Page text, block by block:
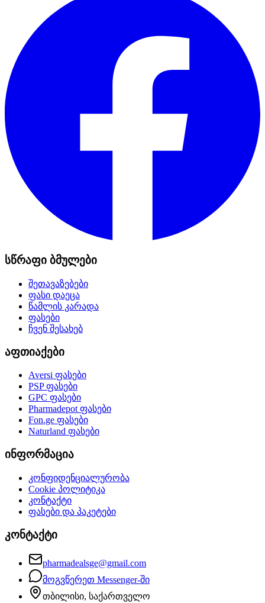
სწრაფი ბმულები
შეთავაზებები
ფასი დაეცა
წამლის კარადა
ფასები
ჩვენ შესახებ
აფთიაქები
Aversi ფასები
PSPფასები
GPC ფასები
Pharmadepotფასები
Fon.ge ფასები
Naturland ფასები
ინფორმაცია
კონფიდენციალურობა
Cookie პოლიტიკა
კონტაქტი
ფასები და პაკეტები
კონტაქტი
pharmadealsge@gmail.com
მოგვწერეთ Messenger-ში
თბილისი, საქართველო